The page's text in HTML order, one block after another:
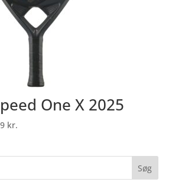
One X 2025
kr.Current